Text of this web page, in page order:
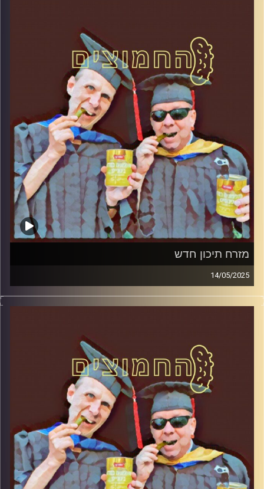
קרדיט תמונות:AudioVersity
מזרח תיכון חדש
14/05/2025
המערכת הפוליטית על ספת הפסיכולוג, עם פרופסור בועז בן-
דוד ופרופסור גלעד הירשברגר
קרדיט תמונות:AudioVersity